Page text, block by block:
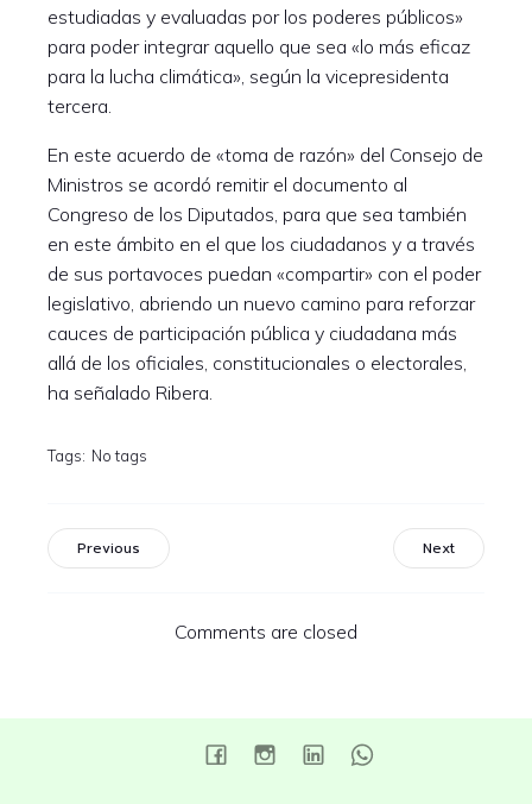
estudiadas y evaluadas por los poderes públicos»
para poder integrar aquello que sea «lo más eficaz
para la lucha climática», según la vicepresidenta
tercera.
En este acuerdo de «toma de razón» del Consejo de
Ministros se acordó remitir el documento al
Congreso de los Diputados, para que sea también
en este ámbito en el que los ciudadanos y a través
de sus portavoces puedan «compartir» con el poder
legislativo, abriendo un nuevo camino para reforzar
cauces de participación pública y ciudadana más
allá de los oficiales, constitucionales o electorales,
ha señalado Ribera.
Tags: No tags
Previous Next
Comments are closed